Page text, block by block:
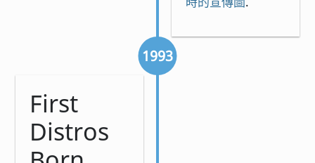
1993
First
Distros